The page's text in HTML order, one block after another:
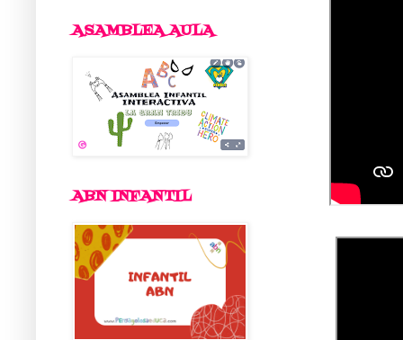
ASAMBLEA AULA
ABN INFANTIL